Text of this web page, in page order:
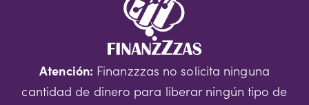
Atención: Finanzzzas no solicita ninguna
cantidad de dinero para liberar ningún tipo de